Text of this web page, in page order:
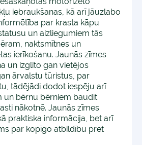
iebraukšanas, kā arī jāuzlabo
par krasta kāpu
un aizliegumiem tās
naktsmītnes un
ierīkošanu. Jaunās zīmes
un izglīto gan vietējos
ārvalstu tūristus, par
tādējādi dodot iespēju arī
un bērnu bērniem baudīt
nākotnē. Jaunās zīmes
praktiska informācija, bet arī
par kopīgo atbildību pret